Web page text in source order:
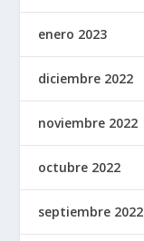
enero 2023
diciembre 2022
noviembre 2022
octubre 2022
septiembre 2022